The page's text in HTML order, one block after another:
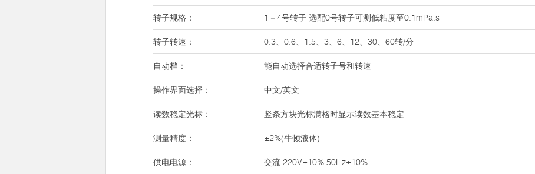
转子规格： 1－4号转子 选配0号转子可测低粘度至0.1mPa.s
转子转速： 0.3、0.6、1.5、3、6、12、30、60转/分
自动档： 能自动选择合适转子号和转速
操作界面选择： 中文/英文
读数稳定光标： 竖条方块光标满格时显示读数基本稳定
测量精度： ±2%(牛顿液体)
供电电源： 交流 220V±10% 50Hz±10%